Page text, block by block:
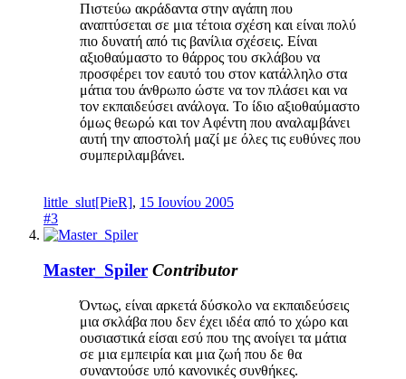
Πιστεύω ακράδαντα στην αγάπη που
αναπτύσεται σε μια τέτοια σχέση και είναι πολύ
πιο δυνατή από τις βανίλια σχέσεις. Είναι
αξιοθαύμαστο το θάρρος του σκλάβου να
προσφέρει τον εαυτό του στον κατάλληλο στα
μάτια του άνθρωπο ώστε να τον πλάσει και να
τον εκπαιδεύσει ανάλογα. Το ίδιο αξιοθαύμαστο
όμως θεωρώ και τον Αφέντη που αναλαμβάνει
αυτή την αποστολή μαζί με όλες τις ευθύνες που
συμπεριλαμβάνει.
little_slut[PieR], 15 Ιουνίου 2005
#3
Master_Spiler Contributor
Όντως, είναι αρκετά δύσκολο να εκπαιδεύσεις
μια σκλάβα που δεν έχει ιδέα από το χώρο και
ουσιαστικά είσαι εσύ που της ανοίγει τα μάτια
σε μια εμπειρία και μια ζωή που δε θα
συναντούσε υπό κανονικές συνθήκες.